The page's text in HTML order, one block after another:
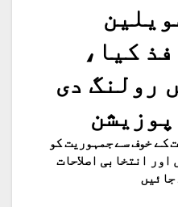
کیا،
رولنگ دی
کے خوف سے جمہوریت کو
انتخابی اصلاحات
جائیں